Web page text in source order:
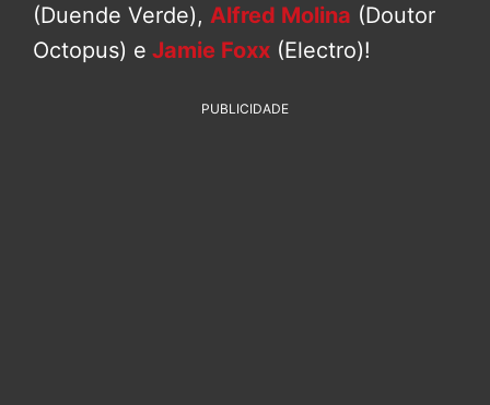
(Duende Verde), Alfred Molina (Doutor
Octopus) e Jamie Foxx (Electro)!
PUBLICIDADE